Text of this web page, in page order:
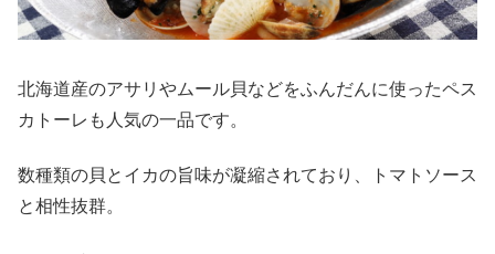
北海道産のアサリやムール貝などをふんだんに使ったペス
カトーレも人気の一品です。
数種類の貝とイカの旨味が凝縮されており、トマトソース
と相性抜群。